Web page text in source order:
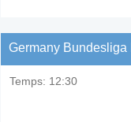
Germany Bundesliga II
Temps: 12:30